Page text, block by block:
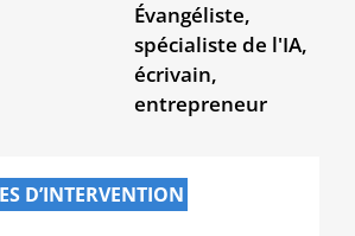
Évangéliste,
spécialiste de l'IA,
écrivain,
entrepreneur
D’INTERVENTION